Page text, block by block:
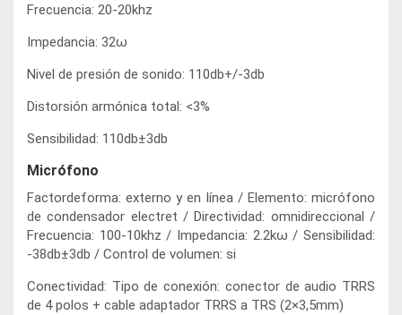
Frecuencia: 20-20khz
Impedancia: 32ω
Nivel de presión de sonido: 110db+/-3db
Distorsión armónica total: <3%
Sensibilidad: 110db±3db
Micrófono
Factordeforma: externo y en línea / Elemento: micrófono
de condensador electret / Directividad: omnidireccional /
Frecuencia: 100-10khz / Impedancia: 2.2kω / Sensibilidad:
-38db±3db / Control de volumen: si
Conectividad: Tipo de conexión: conector de audio TRRS
de 4 polos + cable adaptador TRRS a TRS (2×3,5mm)